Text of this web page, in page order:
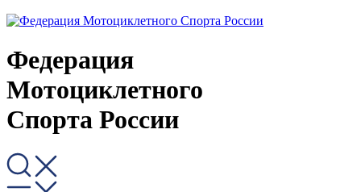
Федерация
Мотоциклетного
Спорта России